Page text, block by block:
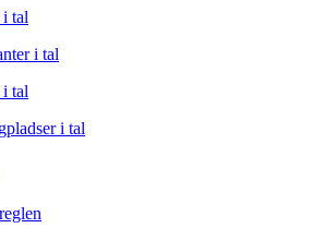
tal
i tal
i tal
i tal